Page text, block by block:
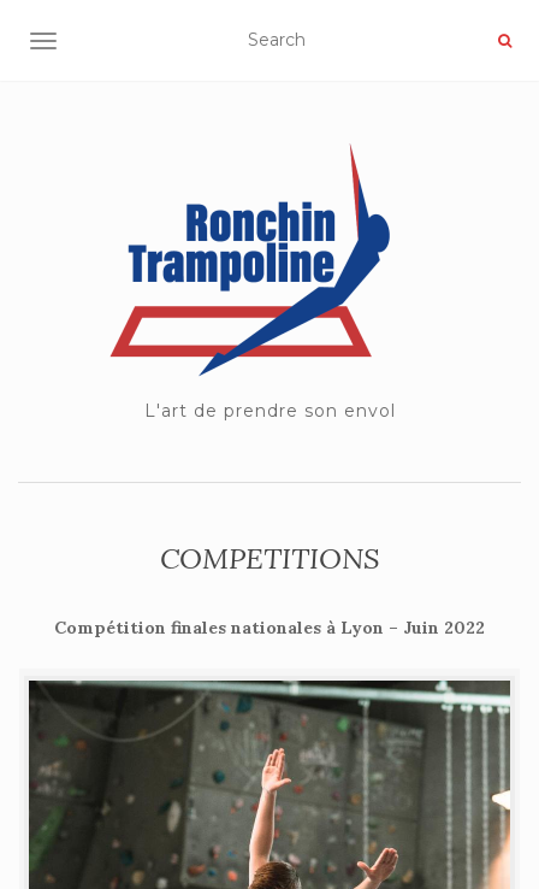
OUVRIR/FERMER LA NAVIGATION
L'art de prendre son envol
COMPETITIONS
Compétition finales nationales à Lyon – Juin 2022